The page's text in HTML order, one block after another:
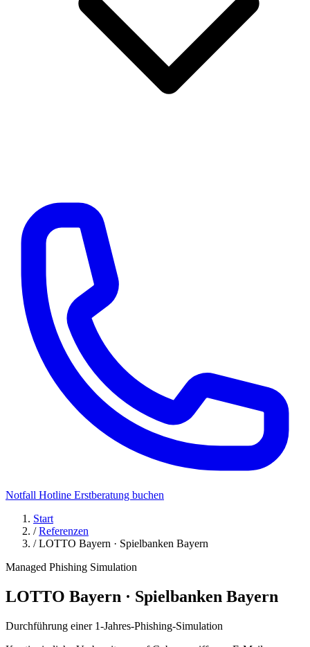
Notfall Hotline Erstberatung buchen
Start
/ Referenzen
/ LOTTO Bayern · Spielbanken Bayern
Managed Phishing Simulation
LOTTO Bayern · Spielbanken Bayern
Durchführung einer 1-Jahres-Phishing-Simulation